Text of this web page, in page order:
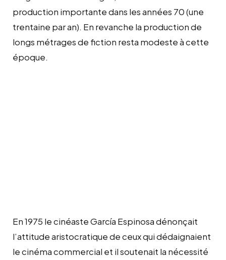
production importante dans les années 70 (une
trentaine par an). En revanche la production de
longs métrages de fiction resta modeste à cette
époque.
En 1975 le cinéaste García Espinosa dénonçait
l’attitude aristocratique de ceux qui dédaignaient
le cinéma commercial et il soutenait la nécessité